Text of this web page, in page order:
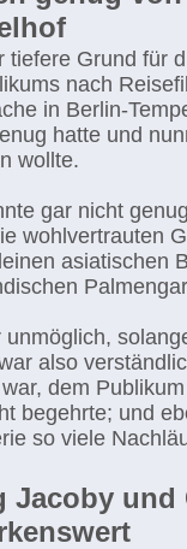
tiefere Grund für
nach
in Berlin-
hatte und
wollte.
gar nicht
wohlvertrauten
asiatischen
unmöglich,
also
dem
begehrte; und
so viele
Jacoby